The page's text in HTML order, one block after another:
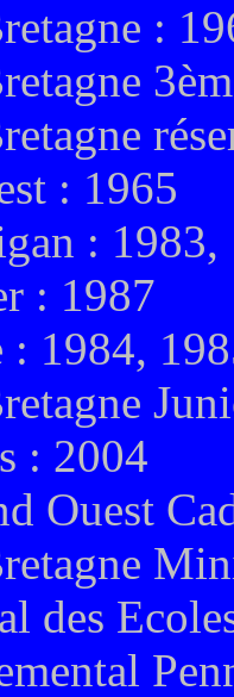
:
: 1965
:
: 1987
: 1984,
: 2004
Ouest
des